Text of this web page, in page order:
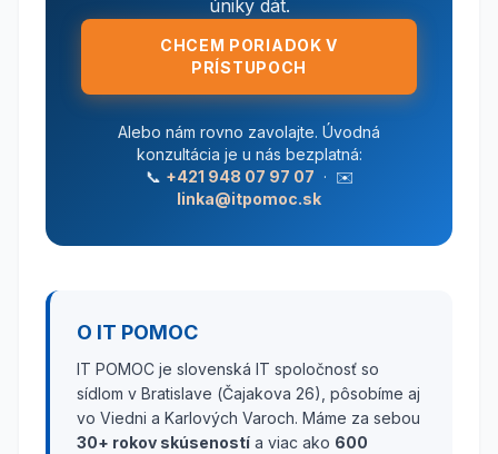
úniky dát.
CHCEM PORIADOK V
PRÍSTUPOCH
Alebo nám rovno zavolajte. Úvodná
konzultácia je u nás bezplatná:
📞 +421 948 07 97 07 · ✉️
linka@itpomoc.sk
O IT POMOC
IT POMOC je slovenská IT spoločnosť so
sídlom v Bratislave (Čajakova 26), pôsobíme aj
vo Viedni a Karlových Varoch. Máme za sebou
30+ rokov skúseností a viac ako 600